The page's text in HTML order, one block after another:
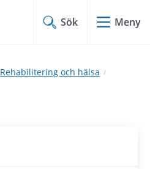
Sök Meny
Rehabilitering och hälsa